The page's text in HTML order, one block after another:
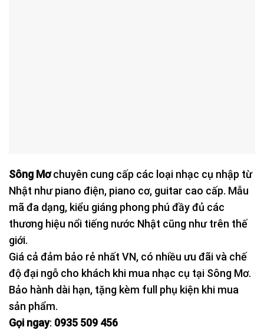
Sông Mơchuyên cung cấp các loại nhạc cụ nhập từ
Nhật như piano điện, piano cơ, guitar cao cấp. Mẫu
mã đa dạng, kiểu giáng phong phú đầy đủ các
thương hiệu nổi tiếng nước Nhật cũng như trên thế
giới.
Giá cả đảm bảo rẻ nhất VN, có nhiều ưu đãi và chế
độ đại ngỗ cho khách khi mua nhạc cụ tại Sông Mơ.
Bảo hành dài hạn, tặng kèm full phụ kiện khi mua
sản phẩm.
Gọi ngay: 0935 509 456